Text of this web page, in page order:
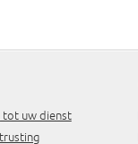
tot uw dienst